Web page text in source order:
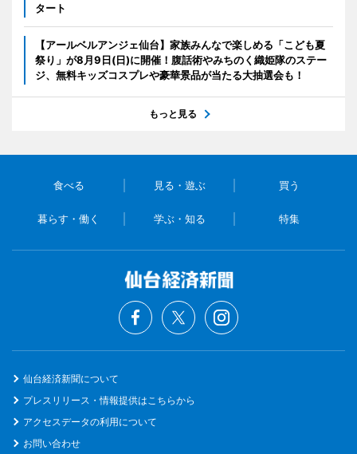
タート
【アールベルアンジェ仙台】家族みんなで楽しめる「こども夏
祭り」が8月9日(日)に開催！腹話術やみちのく織姫隊のステー
ジ、無料キッズコスプレや豪華景品が当たる大抽選会も！
もっと見る
食べる 見る・遊ぶ 買う
暮らす・働く 学ぶ・知る 特集
仙台経済新聞について
プレスリリース・情報提供はこちらから
アクセスデータの利用について
お問い合わせ